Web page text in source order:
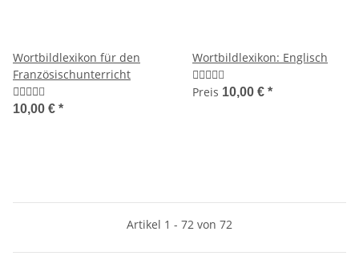
Wortbildlexikon für den
Französischunterricht
10,00 € *
Wortbildlexikon: Englisch
Preis 10,00 € *
Artikel 1 - 72 von 72